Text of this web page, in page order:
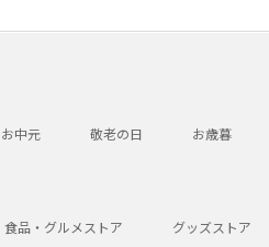
お中元 敬老の日 お歳暮
食品・グルメストア グッズストア